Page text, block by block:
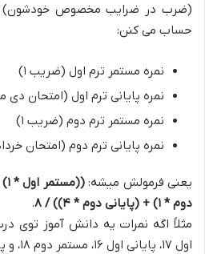
(ضرب در ضرایب مخصوص خودشون)
حساب می کنن:
نمره مستمر ترم اول (ضریب ۱)
نمره پایانی ترم اول (امتحان دی
نمره مستمر ترم دوم (ضریب ۱)
نمره پایانی ترم دوم (امتحان
یعنی فرمولش میشه:
دوم * ۱) + (پایانی دوم * ۴)) / ۸
.
مثلاً اگه نمرات یه دانش آموز توی